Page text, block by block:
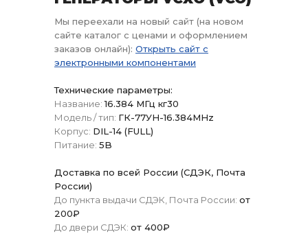
Мы переехали на новый сайт (на новом
сайте каталог с ценами и оформлением
заказов онлайн): Открыть сайт с
электронными компонентами
Технические параметры:
Название: 16.384 МГц кг30
Модель / тип: ГК-77УН-16.384MHz
Корпус: DIL-14 (FULL)
Питание: 5B
Доставка по всей России (СДЭК, Почта
России)
До пункта выдачи СДЭК, Почта России: от
200₽
До двери СДЭК: от 400₽